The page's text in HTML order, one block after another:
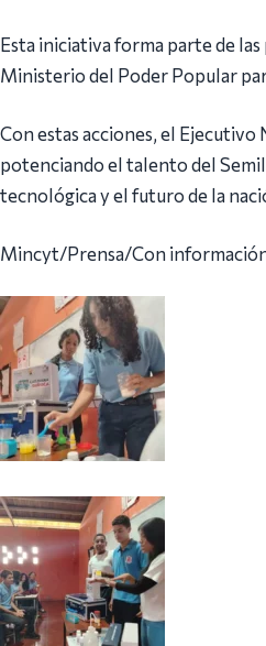
Esta iniciativa forma parte de
Ministerio del Poder Popular
Con estas acciones, el
potenciando el talento del
tecnológica y el futuro de la
Mincyt/Prensa/Con